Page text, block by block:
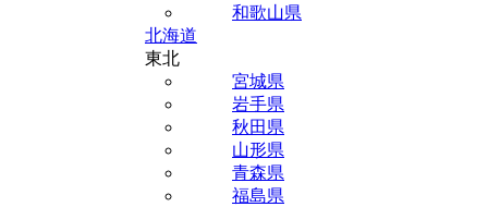
和歌山県
北海道
東北
宮城県
岩手県
秋田県
山形県
青森県
福島県